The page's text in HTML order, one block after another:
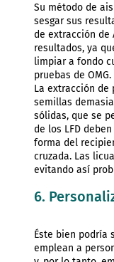
Su método de
sesgar sus
de extracción de
resultados, ya
limpiar a fondo
pruebas de
La extracción de
semillas
sólidas, que se
de los LFD
forma del
cruzada. Las
evitando así
6.
Éste bien podría
emplean a